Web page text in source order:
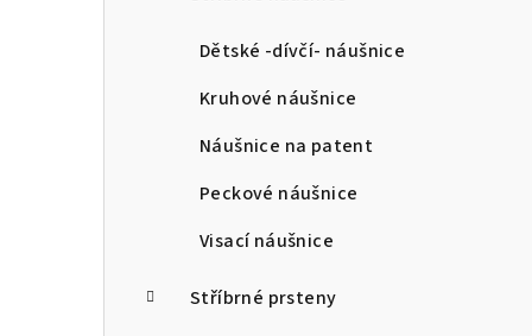
Dětské -dívčí- náušnice
Kruhové náušnice
Náušnice na patent
Peckové náušnice
Visací náušnice
Stříbrné prsteny